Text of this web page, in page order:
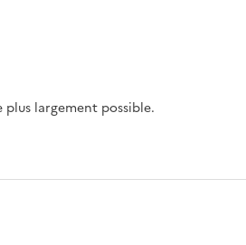
largement possible.